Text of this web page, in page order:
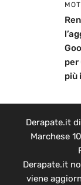
per
più
Derapate.it
Marchese
Derapate.it
viene